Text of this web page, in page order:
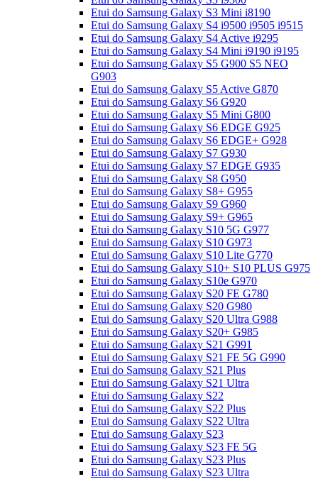
Etui do Samsung Galaxy S3 Mini i8190
Etui do Samsung Galaxy S4 i9500 i9505 i9515
Etui do Samsung Galaxy S4 Active i9295
Etui do Samsung Galaxy S4 Mini i9190 i9195
Etui do Samsung Galaxy S5 G900 S5 NEO
G903
Etui do Samsung Galaxy S5 Active G870
Etui do Samsung Galaxy S6 G920
Etui do Samsung Galaxy S5 Mini G800
Etui do Samsung Galaxy S6 EDGE G925
Etui do Samsung Galaxy S6 EDGE+ G928
Etui do Samsung Galaxy S7 G930
Etui do Samsung Galaxy S7 EDGE G935
Etui do Samsung Galaxy S8 G950
Etui do Samsung Galaxy S8+ G955
Etui do Samsung Galaxy S9 G960
Etui do Samsung Galaxy S9+ G965
Etui do Samsung Galaxy S10 5G G977
Etui do Samsung Galaxy S10 G973
Etui do Samsung Galaxy S10 Lite G770
Etui do Samsung Galaxy S10+ S10 PLUS G975
Etui do Samsung Galaxy S10e G970
Etui do Samsung Galaxy S20 FE G780
Etui do Samsung Galaxy S20 G980
Etui do Samsung Galaxy S20 Ultra G988
Etui do Samsung Galaxy S20+ G985
Etui do Samsung Galaxy S21 G991
Etui do Samsung Galaxy S21 FE 5G G990
Etui do Samsung Galaxy S21 Plus
Etui do Samsung Galaxy S21 Ultra
Etui do Samsung Galaxy S22
Etui do Samsung Galaxy S22 Plus
Etui do Samsung Galaxy S22 Ultra
Etui do Samsung Galaxy S23
Etui do Samsung Galaxy S23 FE 5G
Etui do Samsung Galaxy S23 Plus
Etui do Samsung Galaxy S23 Ultra